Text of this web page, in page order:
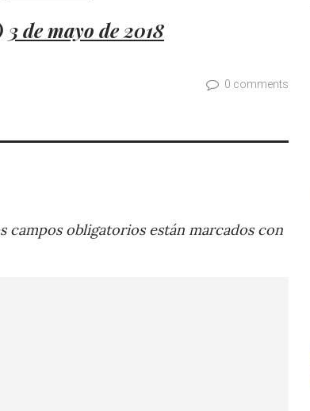
3 de mayo de 2018
0 comments
campos obligatorios están marcados con